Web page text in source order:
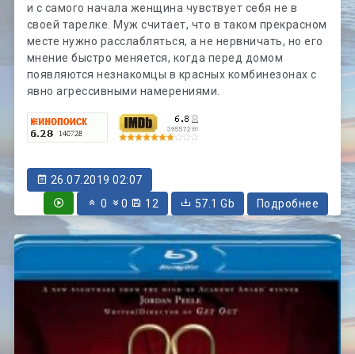
и с самого начала женщина чувствует себя не в
своей тарелке. Муж считает, что в таком прекрасном
месте нужно расслабляться, а не нервничать, но его
мнение быстро меняется, когда перед домом
появляются незнакомцы в красных комбинезонах с
явно агрессивными намерениями.
26.07.2019 02:07
0
0 12 57.1 Gb Подробнее